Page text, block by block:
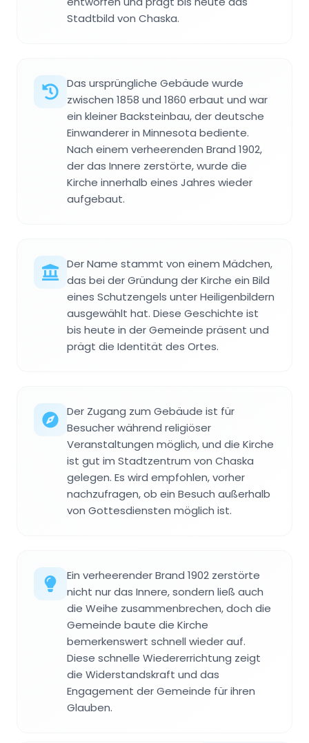
Stadtbild von Chaska.
Das ursprüngliche Gebäude wurde
zwischen 1858 und 1860 erbaut und war
ein kleiner Backsteinbau, der deutsche
Einwanderer in Minnesota bediente.
Nach einem verheerenden Brand 1902,
der das Innere zerstörte, wurde die
Kirche innerhalb eines Jahres wieder
aufgebaut.
Der Name stammt von einem Mädchen,
das bei der Gründung der Kirche ein Bild
eines Schutzengels unter Heiligenbildern
ausgewählt hat. Diese Geschichte ist
bis heute in der Gemeinde präsent und
prägt die Identität des Ortes.
Der Zugang zum Gebäude ist für
Besucher während religiöser
Veranstaltungen möglich, und die Kirche
ist gut im Stadtzentrum von Chaska
gelegen. Es wird empfohlen, vorher
nachzufragen, ob ein Besuch außerhalb
von Gottesdiensten möglich ist.
Ein verheerender Brand 1902 zerstörte
nicht nur das Innere, sondern ließ auch
die Weihe zusammenbrechen, doch die
Gemeinde baute die Kirche
bemerkenswert schnell wieder auf.
Diese schnelle Wiedererrichtung zeigt
die Widerstandskraft und das
Engagement der Gemeinde für ihren
Glauben.